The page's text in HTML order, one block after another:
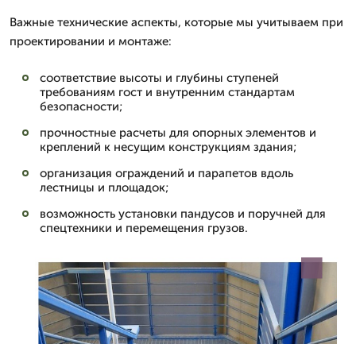
Важные технические аспекты, которые мы учитываем при
проектировании и монтаже:
соответствие высоты и глубины ступеней
требованиям гост и внутренним стандартам
безопасности;
прочностные расчеты для опорных элементов и
креплений к несущим конструкциям здания;
организация ограждений и парапетов вдоль
лестницы и площадок;
возможность установки пандусов и поручней для
спецтехники и перемещения грузов.